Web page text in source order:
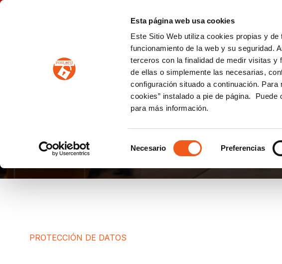
Esta página web usa cookies
Este Sitio Web utiliza cookies propias y
funcionamiento de la web y su seguridad.
terceros con la finalidad de medir visitas y
de ellas o simplemente las necesarias,
configuración situado a continuación.
cookies” instalado a pie de página.
para más información.
de
Necesario Preferencias
PROTECCION DE DATOS IGUALDAD
RECLAMACIONES AEPD
PROTECCIÓN DE DATOS